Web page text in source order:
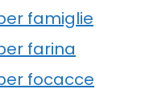
famiglie
farina
focacce